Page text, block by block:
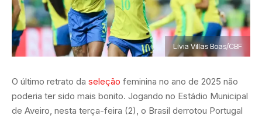
Lívia Villas Boas/CBF
O último retrato da seleção feminina no ano de 2025 não
poderia ter sido mais bonito. Jogando no Estádio Municipal
de Aveiro, nesta terça-feira (2), o Brasil derrotou Portugal